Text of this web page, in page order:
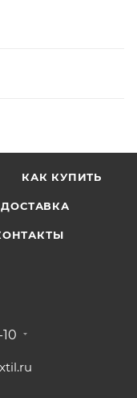
КАК КУПИТЬ
ДОСТАВКА